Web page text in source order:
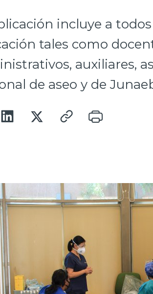
incluye a
tales como
auxiliares,
de aseo y de